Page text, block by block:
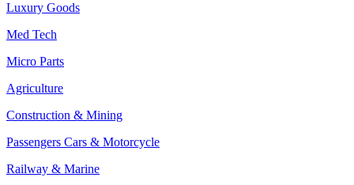
Luxury Goods
Med Tech
Micro Parts
Agriculture
Construction & Mining
Passengers Cars & Motorcycle
Railway & Marine